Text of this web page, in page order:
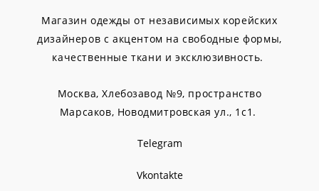
Магазин одежды от независимых корейских
дизайнеров с акцентом на свободные формы,
качественные ткани и эксклюзивность.
Москва, Хлебозавод №9, пространство
Марсаков, Новодмитровская ул., 1с1.
Telegram
Vkontakte